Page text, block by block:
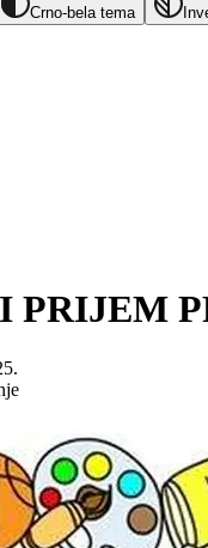
Crno-bela tema
PRIJEM